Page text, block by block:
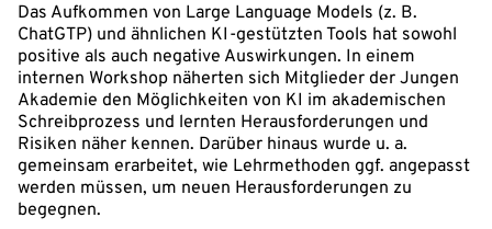
Das Aufkommen von Large Language Models (z. B.
ChatGTP) und ähnlichen KI-gestützten Tools hat sowohl
positive als auch negative Auswirkungen. In einem
internen Workshop näherten sich Mitglieder der Jungen
Akademie den Möglichkeiten von KI im akademischen
Schreibprozess und lernten Herausforderungen und
Risiken näher kennen. Darüber hinaus wurde u. a.
gemeinsam erarbeitet, wie Lehrmethoden ggf. angepasst
werden müssen, um neuen Herausforderungen zu
begegnen.